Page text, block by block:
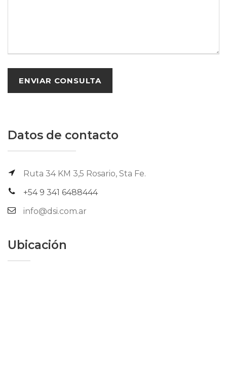
Datos de contacto
Ruta 34 KM 3,5 Rosario, Sta Fe.
+54 9 341 6488444
info@dsi.com.ar
Ubicación